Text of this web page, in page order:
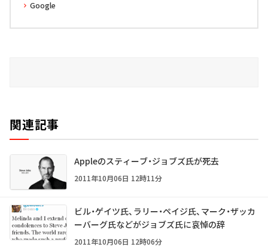
Google
関連記事
Appleのスティーブ・ジョブズ氏が死去
2011年10月06日 12時11分
ビル・ゲイツ氏、ラリー・ペイジ氏、マーク・ザッカ
ーバーグ氏などがジョブズ氏に哀悼の辞
2011年10月06日 12時06分